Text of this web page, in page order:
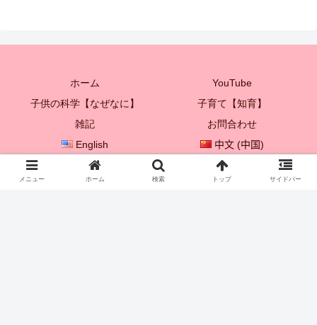
ホーム
YouTube
子供の科学【なぜなに】
子育て【知育】
雑記
お問合わせ
English
中文 (中国)
한국어
メニュー ホーム 検索 トップ サイドバー